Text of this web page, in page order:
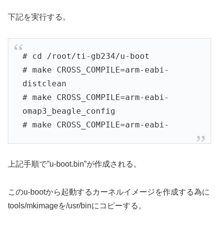
下記を実行する。
# cd /root/ti-gb234/u-boot
# make CROSS_COMPILE=arm-eabi-
distclean
# make CROSS_COMPILE=arm-eabi-
omap3_beagle_config
# make CROSS_COMPILE=arm-eabi-
上記手順で”u-boot.bin”が作成される。
このu-bootから起動するカーネルイメージを作成する為に
tools/mkimageを/usr/binにコピーする。